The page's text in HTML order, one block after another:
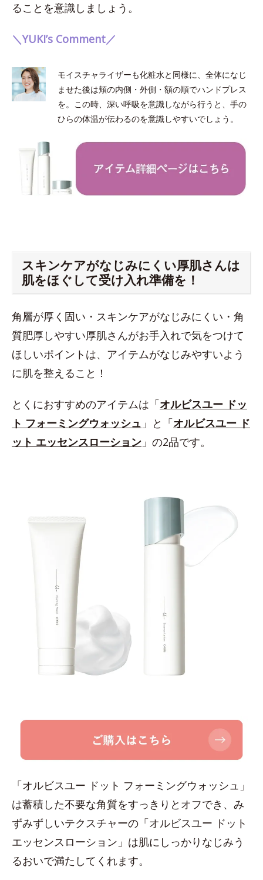
ることを意識しましょう。
＼YUKI’s Comment／
モイスチャライザーも化粧水と同様に、全体になじ
ませた後は頬の内側・外側・額の順でハンドプレス
を。この時、深い呼吸を意識しながら行うと、手の
ひらの体温が伝わるのを意識しやすいでしょう。
スキンケアがなじみにくい厚肌さんは
肌をほぐして受け入れ準備を！
角層が厚く固い・スキンケアがなじみにくい・角
質肥厚しやすい厚肌さんがお手入れで気をつけて
ほしいポイントは、アイテムがなじみやすいよう
に肌を整えること！
とくにおすすめのアイテムは「オルビスユー ドッ
ト フォーミングウォッシュ 」と「オルビスユー ド
ット エッセンスローション 」の2品です。
「オルビスユー ドット フォーミングウォッシュ」
は蓄積した不要な角質をすっきりとオフでき、み
ずみずしいテクスチャーの「オルビスユー ドット
エッセンスローション」は肌にしっかりなじみう
るおいで満たしてくれます。